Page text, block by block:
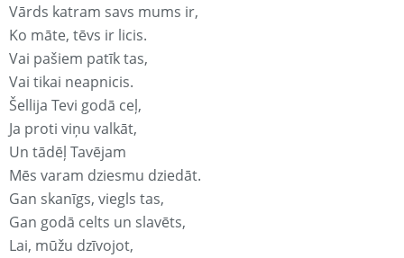
Vārds katram savs mums ir,
Ko māte, tēvs ir licis.
Vai pašiem patīk tas,
Vai tikai neapnicis.
Šellija Tevi godā ceļ,
Ja proti viņu valkāt,
Un tādēļ Tavējam
Mēs varam dziesmu dziedāt.
Gan skanīgs, viegls tas,
Gan godā celts un slavēts,
Lai, mūžu dzīvojot,